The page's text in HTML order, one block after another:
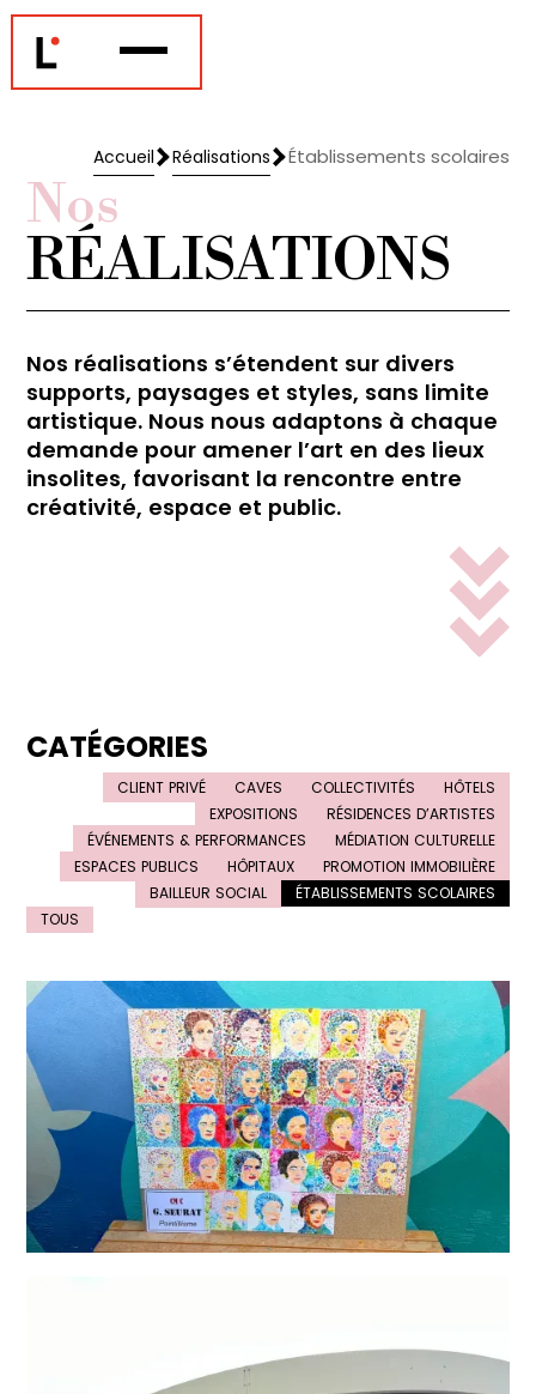
Accueil
Accueil
Réalisations
Réalisations
Établissements scolaires
Nos
RÉALISATIONS
Nos réalisations s’étendent sur divers
supports, paysages et styles, sans limite
artistique. Nous nous adaptons à chaque
demande pour amener l’art en des lieux
insolites, favorisant la rencontre entre
créativité, espace et public.
CATÉGORIES
CLIENT PRIVÉ CAVES COLLECTIVITÉS
HÔTELS
EXPOSITIONS
RÉSIDENCES D’ARTISTES
ÉVÉNEMENTS & PERFORMANCES
MÉDIATION CULTURELLE
ESPACES PUBLICS
HÔPITAUX
PROMOTION IMMOBILIÈRE
BAILLEUR SOCIAL
ÉTABLISSEMENTS SCOLAIRES
TOUS